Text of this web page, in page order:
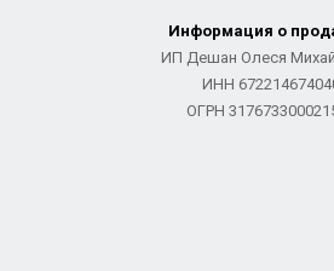
Информация о
ИП Дешан Олеся
ИНН
ОГРН